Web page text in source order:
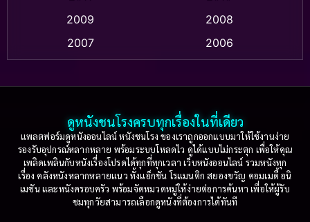
Based on a True Story เรื่องจริง(36)
Based on Novel(16)
Betrayal(1)
Biography(3)
2009
2008
2007
2006
2003
2002
2001
2000
1999
1998
1997
1996
1995
1994
1993
1992
ดูหนังชนโรงครบทุกเรื่องในที่เดียว
แพลตฟอร์มดูหนังออนไลน์ หนังชนโรง ของเราถูกออกแบบมาให้ใช้งานง่าย
รองรับอุปกรณ์หลากหลาย พร้อมระบบโหลดไว ดูได้แบบไม่กระตุก เพื่อให้คุณ
เพลิดเพลินกับหนังเรื่องโปรดได้ทุกที่ทุกเวลา เว็บหนังออนไลน์ รวมหนังทุก
เรื่อง คลังหนังหลากหลายแนว ทั้งแอ็กชัน โรแมนติก สยองขวัญ คอมเมดี้ อนิ
เมชัน และหนังครอบครัว พร้อมจัดหมวดหมู่ให้ง่ายต่อการค้นหา เพื่อให้ผู้รับ
ชมทุกวัยสามารถเลือกดูหนังที่ต้องการได้ทันที